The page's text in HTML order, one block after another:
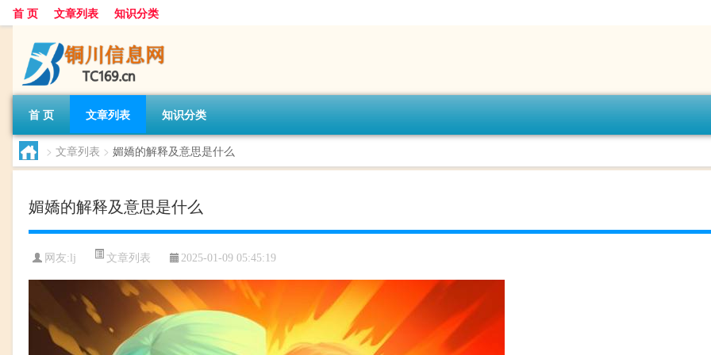
首 页 文章列表 知识分类
首 页 文章列表 知识分类
> 文章列表 > 媚嬌的解释及意思是什么
媚嬌的解释及意思是什么
网友: lj 文章列表 2025-01-09 05:45:19